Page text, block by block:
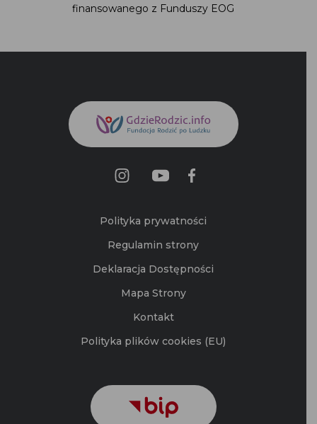
finansowanego z Funduszy EOG
Polityka prywatności
Regulamin strony
Deklaracja Dostępności
Mapa Strony
Kontakt
Polityka plików cookies (EU)